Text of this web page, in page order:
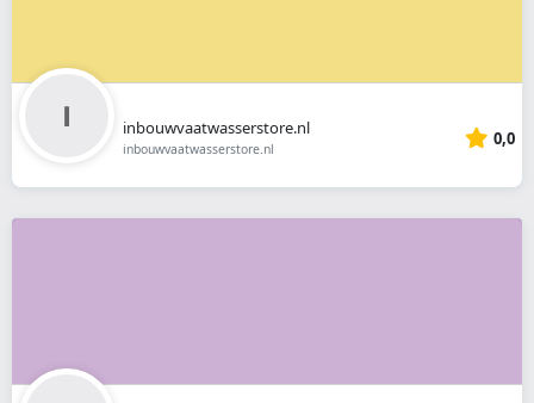
inbouwvaatwasserstore.nl
inbouwvaatwasserstore.nl 0,0